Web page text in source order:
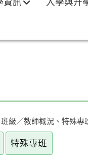
資訊 入學與升
級／教師概況、特殊專
特殊專班